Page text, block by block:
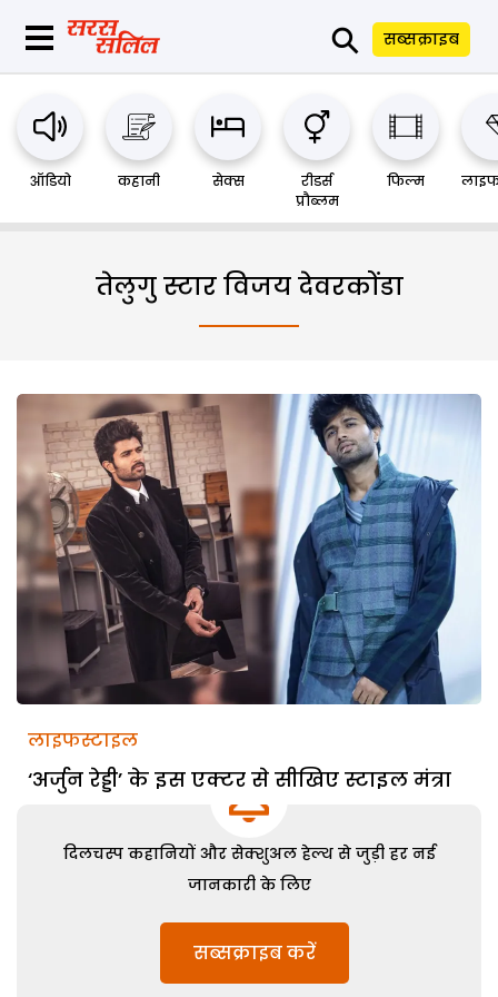
⚲ सब्सक्राइब
ऑडियो कहानी सेक्स
रीडर्स
प्रौब्लम
फिल्म
तेलुगु स्टार विजय देवरकोंडा
लाइफस्टाइल
‘अर्जुन रेड्डी’ के इस एक्टर से सीखिए स्टाइल मंत्रा
दिलचस्प कहानियों और सेक्शुअल हेल्थ से जुड़ी हर नई
जानकारी के लिए
सब्सक्राइब करें